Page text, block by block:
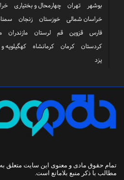
بوشهر
تهران چهارمحال و بختیاری
خراسان شمالی
خوزستان زنجان
فارس
قزوین قم لرستان مازندران
کردستان
کرمان کرمانشاه کهگیلویه
یزد
تمام حقوق مادی و معنوی این سایت متعلق به
مطالب با ذکر منبع بلامانع است.